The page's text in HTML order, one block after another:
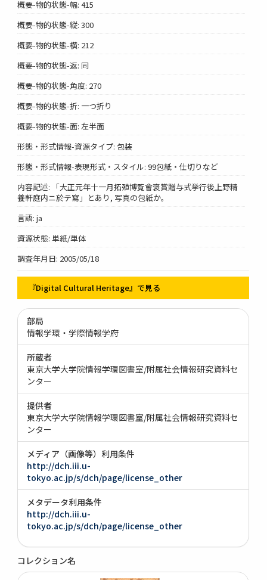
概要-物的状態-幅: 415
概要-物的状態-縦: 300
概要-物的状態-横: 212
概要-物的状態-返: 同
概要-物的状態-角度: 270
概要-物的状態-折: 一つ折り
概要-物的状態-面: 左半面
形態・形式情報-資源タイプ: 包装
形態・形式情報-表現形式・スタイル: 99包紙・仕切りなど
内容記述: 「大正元年十一月拓殖博覧會褒賞贈与式挙行後上野精
養軒庭内ニ於テ寫」とあり, 写真の包紙か。
言語: ja
資源状態: 単紙/単体
調査年月日: 2005/05/18
『Digital Cultural Heritage』で見る
部局
情報学環・学際情報学府
所蔵者
東京大学大学院情報学環図書室/附属社会情報研究資料セ
ンター
提供者
東京大学大学院情報学環図書室/附属社会情報研究資料セ
ンター
メディア（画像等）利用条件
http://dch.iii.u-
tokyo.ac.jp/s/dch/page/license_other
メタデータ利用条件
http://dch.iii.u-
tokyo.ac.jp/s/dch/page/license_other
コレクション名